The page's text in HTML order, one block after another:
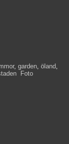
, garden, öland,
Foto